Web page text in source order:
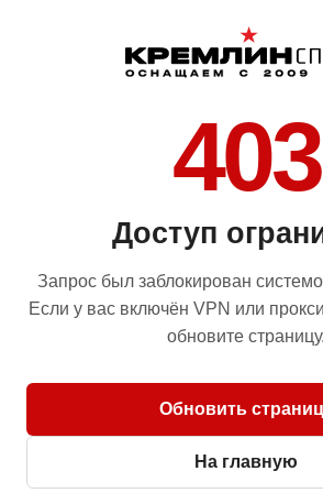
403
Доступ
Запрос был заблокирован
Если у вас включён VPN или
обновите страницу.
Обновить
На главную